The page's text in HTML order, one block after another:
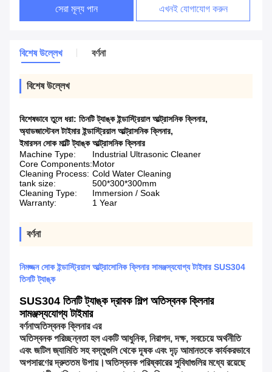
সেরা মূল্য পান এখনই যোগাযোগ করুন
বিশেষ উল্লেখ বর্ণনা
বিশেষ উল্লেখ
বিশেষভাবে তুলে ধরা: তিনটি ট্যাঙ্ক ইন্ডাস্ট্রিয়াল আল্ট্রাসনিক ক্লিনার,
অ্যাডজাস্টেবল টাইমার ইন্ডাস্ট্রিয়াল আল্ট্রাসনিক ক্লিনার,
ইমারসন সোক মাল্টি ট্যাঙ্ক আল্ট্রাসনিক ক্লিনার
Machine Type:
Industrial Ultrasonic Cleaner
Core Components:Motor
Cleaning Process: Cold Water Cleaning
tank size:
500*300*300mm
Cleaning Type:
Immersion / Soak
Warranty:
1 Year
বর্ণনা
নিমজ্জন সোক ইন্ডাস্ট্রিয়াল আল্ট্রাসোনিক ক্লিনার সামঞ্জস্যযোগ্য টাইমার SUS304
তিনটি ট্যাঙ্ক
SUS304 তিনটি ট্যাঙ্ক দ্রাবক শিল্প অতিস্বনক ক্লিনার
সামঞ্জস্যযোগ্য টাইমার
বর্ণনাঅতিস্বনক ক্লিনার এর
অতিস্বনক পরিচ্ছন্নতা হল একটি আধুনিক, নিরাপদ, দক্ষ, সবচেয়ে অর্থনীতি
এবং জটিল জ্যামিতি সহ বস্তুগুলি থেকে দূষক এবং দৃঢ় আমানতকে কার্যকরভাবে
অপসারণের দ্রুততম উপায়।অতিস্বনক পরিষ্কারের সুবিধাগুলির মধ্যে রয়েছে